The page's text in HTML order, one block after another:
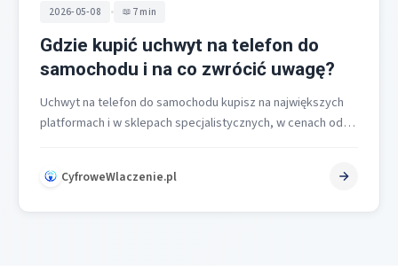
2026-05-08 • 7 min
Gdzie kupić uchwyt na telefon do
samochodu i na co zwrócić uwagę?
Uchwyt na telefon do samochodu kupisz na największych
platformach i w sklepach specjalistycznych, w cenach od
CyfroweWlaczenie.pl